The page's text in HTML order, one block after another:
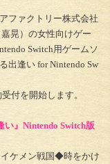
ファクトリー株式会社
晃）の女性向けゲー
Switch用ゲームソ
逢い for Nintendo Sw
付を開始します。
』Nintendo Switch版
イケメン戦国◆時をかけ